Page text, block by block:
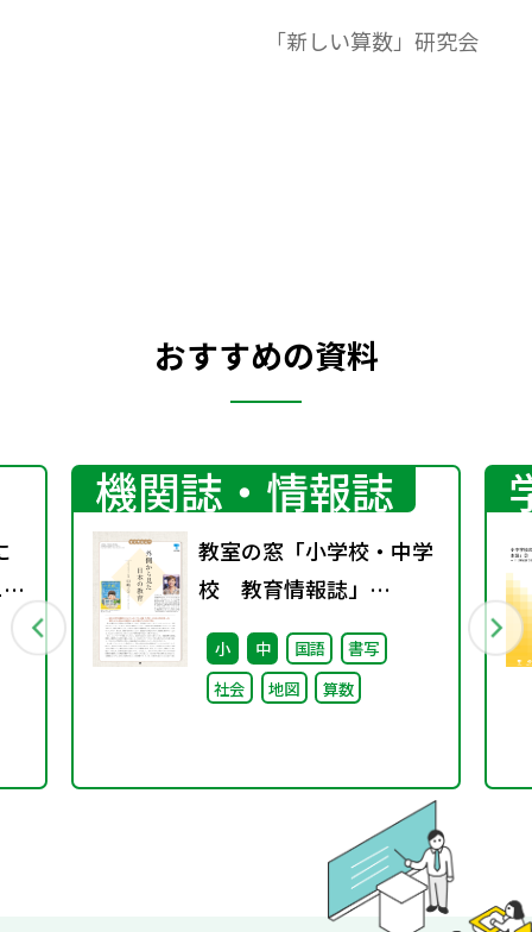
「新しい算数」研究会
おすすめの資料
機関誌・情報誌
教室の窓「小学校・中学
校 教育情報誌」
vol.76 2025年9月発行
小 中 国語
書写
社会
地図 算数